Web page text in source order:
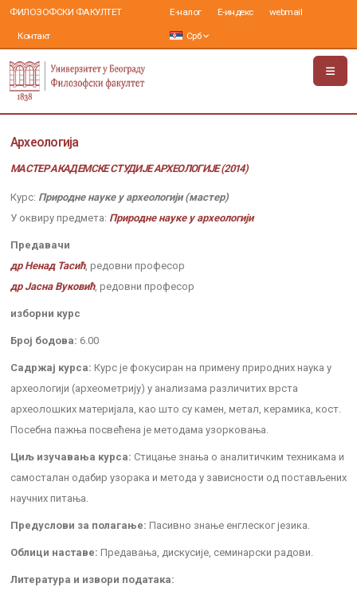
ФИЛОЗОФСКИ ФАКУЛТЕТ
Контакт
Е-налог Е-индекс webmail
Срб
Археологија
МАСТЕР АКАДЕМСКЕ СТУДИЈЕ АРХЕОЛОГИЈЕ (2014)
Курс: Природне науке у археологији (мастер)
У оквиру предмета: Природне науке у археологији
Предавачи
др Ненад Тасић, редовни професор
др Јасна Вуковић, редовни професор
изборни курс
Број бодова: 6.00
Садржај курса: Курс је фокусиран на примену природних наука у
археологији (археометрију) у анализама различитих врста
археолошких материјала, као што су камен, метал, керамика, кост.
Посебна пажња посвећена је методама узорковања.
Циљ изучавања курса: Стицање знања о аналитичким техникама и
самосталан одабир узорака и метода у зависности од постављених
научних питања.
Предуслови за полагање: Пасивно знање енглеског језика.
Облици наставе: Предавања, дискусије, семинарски радови.
Литература и извори података: